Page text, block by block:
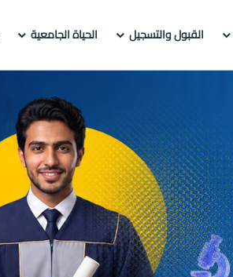
القبول والتسجيل الحياة الجامعية